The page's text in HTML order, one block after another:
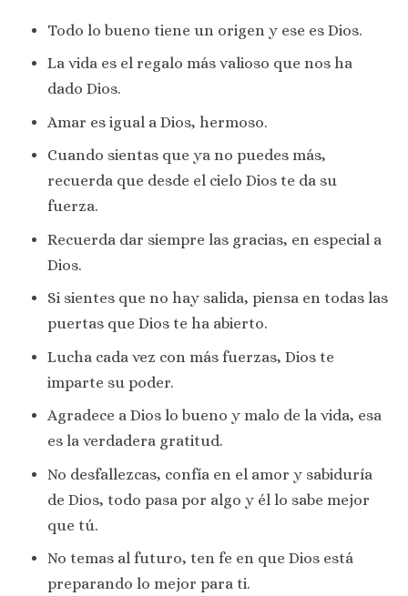
Todo lo bueno tiene un origen y ese es Dios.
La vida es el regalo más valioso que nos ha
dado Dios.
Amar es igual a Dios, hermoso.
Cuando sientas que ya no puedes más,
recuerda que desde el cielo Dios te da su
fuerza.
Recuerda dar siempre las gracias, en especial a
Dios.
Si sientes que no hay salida, piensa en todas las
puertas que Dios te ha abierto.
Lucha cada vez con más fuerzas, Dios te
imparte su poder.
Agradece a Dios lo bueno y malo de la vida, esa
es la verdadera gratitud.
No desfallezcas, confía en el amor y sabiduría
de Dios, todo pasa por algo y él lo sabe mejor
que tú.
No temas al futuro, ten fe en que Dios está
preparando lo mejor para ti.